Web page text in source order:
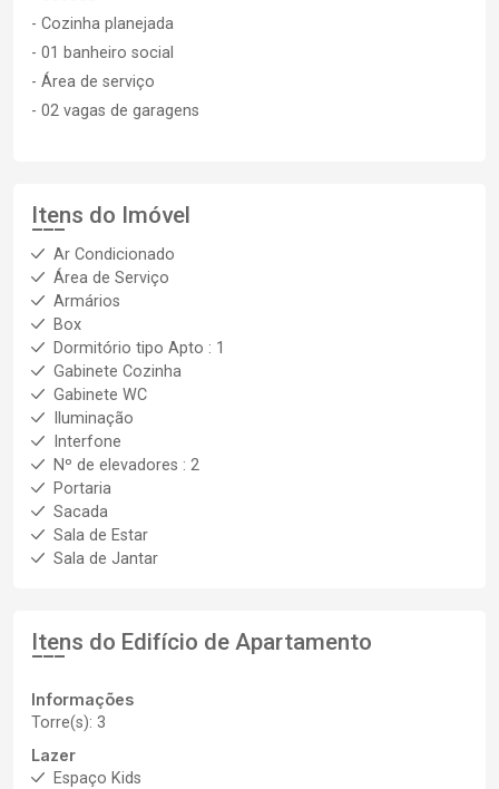
- Cozinha planejada
- 01 banheiro social
- Área de serviço
- 02 vagas de garagens
Itens do Imóvel
Ar Condicionado
Área de Serviço
Armários
Box
Dormitório tipo Apto : 1
Gabinete Cozinha
Gabinete WC
Iluminação
Interfone
Nº de elevadores : 2
Portaria
Sacada
Sala de Estar
Sala de Jantar
Itens do Edifício de Apartamento
Informações
Torre(s): 3
Lazer
Espaço Kids